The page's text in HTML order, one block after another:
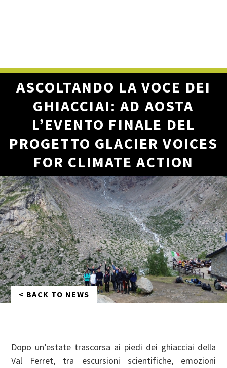
ASCOLTANDO LA VOCE DEI
GHIACCIAI: AD AOSTA
L’EVENTO FINALE DEL
PROGETTO GLACIER VOICES
FOR CLIMATE ACTION
< BACK TO NEWS
Dopo un’estate trascorsa ai piedi dei ghiacciai della
Val Ferret, tra escursioni scientifiche, emozioni